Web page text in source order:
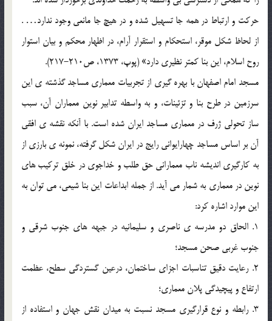
حرکت و ارتباط در همه جا تسهیل شده و در هیچ جا مانعی وجود ندارد… .
از لحاظ شکل موقر، استحکام و استقرار آرام، در اظهار محکم و بیان استوار
روح اسلام، این بنا کمتر نظیری دارد» (پوپ، 1373، ص210-217).
مسجد امام اصفهان با بهره گیری از تجربیات معماری مساجد گذشته ی این
سرزمین در طرح بنا و تزئینات، و به واسطه تدابیر نوین معماران آن، سبب
ساز تحولی ژرف در معماری مساجد ایران شده است. با آنکه نقشه ی افقی
آن بر اساس مساجد چهارایوانی رایج در ایران شکل گرفته، نمونه ی بارزی از
به کارگیری اندیشه ناب معمارانی حق طلب و خداجوی در خلق ترکیب های
نوین در معماری به شمار می آید. از جمله ابداعات این بنا شیعی، می توان به
این موارد اشاره کرد:
1. الحاق دو مدرسه ی ناصری و سلیمانیه در جبهه های جنوب شرقی و
جنوب غربی صحن مسجد؛
2. رعایت دقیق تناسبات اجزای ساختمان، درعین گستردگی سطح، عظمت
ارتفاع و پیچیدگی پلان معماری؛
3. رابطه و نوع قرارگیری مسجد نسبت به میدان نقش جهان و استفاده از